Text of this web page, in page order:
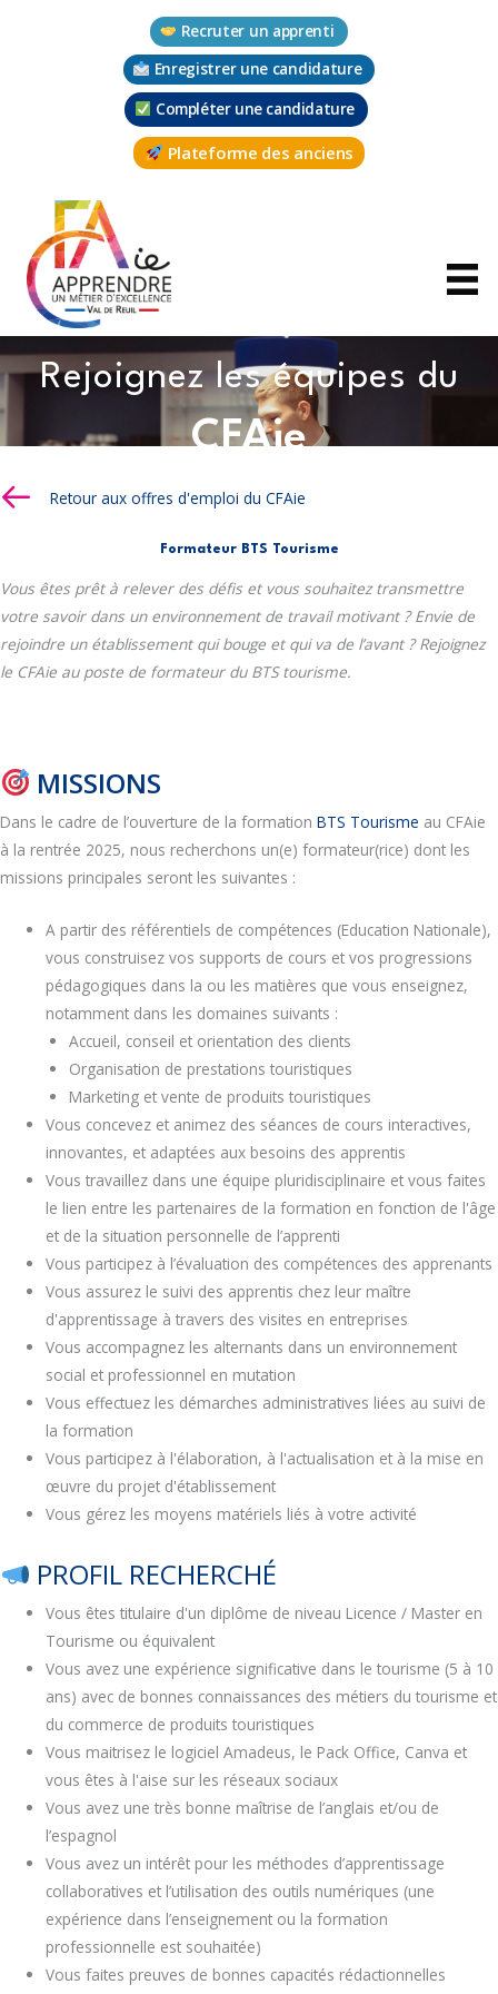
Recruter un apprenti
Enregistrer une candidature
Compléter une candidature
Plateforme des anciens
Rejoignez les équipes du
CFAie
Retour aux offres d'emploi du CFAie
Formateur BTS Tourisme
Vous êtes prêt à relever des défis et vous souhaitez transmettre
votre savoir dans un environnement de travail motivant ? Envie de
rejoindre un établissement qui bouge et qui va de l’avant ? Rejoignez
le CFAie au poste de formateur du BTS tourisme.
MISSIONS
Dans le cadre de l’ouverture de la formation BTS Tourisme au CFAie
à la rentrée 2025, nous recherchons un(e) formateur(rice) dont les
missions principales seront les suivantes :
A partir des référentiels de compétences (Education Nationale),
vous construisez vos supports de cours et vos progressions
pédagogiques dans la ou les matières que vous enseignez,
notamment dans les domaines suivants :
Accueil, conseil et orientation des clients
Organisation de prestations touristiques
Marketing et vente de produits touristiques
Vous concevez et animez des séances de cours interactives,
innovantes, et adaptées aux besoins des apprentis
Vous travaillez dans une équipe pluridisciplinaire et vous faites
le lien entre les partenaires de la formation en fonction de l'âge
et de la situation personnelle de l’apprenti
Vous participez à l’évaluation des compétences des apprenants
Vous assurez le suivi des apprentis chez leur maître
d'apprentissage à travers des visites en entreprises
Vous accompagnez les alternants dans un environnement
social et professionnel en mutation
Vous effectuez les démarches administratives liées au suivi de
la formation
Vous participez à l'élaboration, à l'actualisation et à la mise en
œuvre du projet d'établissement
Vous gérez les moyens matériels liés à votre activité
PROFIL RECHERCHÉ
Vous êtes titulaire d'un diplôme de niveau Licence / Master en
Tourisme ou équivalent
Vous avez une expérience significative dans le tourisme (5 à 10
ans) avec de bonnes connaissances des métiers du tourisme et
du commerce de produits touristiques
Vous maitrisez le logiciel Amadeus, le Pack Office, Canva et
vous êtes à l'aise sur les réseaux sociaux
Vous avez une très bonne maîtrise de l’anglais et/ou de
l’espagnol
Vous avez un intérêt pour les méthodes d’apprentissage
collaboratives et l’utilisation des outils numériques (une
expérience dans l’enseignement ou la formation
professionnelle est souhaitée)
Vous faites preuves de bonnes capacités rédactionnelles